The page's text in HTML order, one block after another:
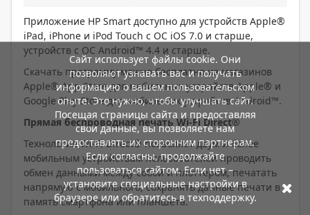
Приложение HP Smart доступно для устройств Apple®
iPad, iPhone и iPod Touch с ОС iOS 7.0 и старше,
устройств с ОС Android™ 4.4 и старше.
Скачать программу можно бесплатно из магазинов
Apple® App Store для мобильных устройств Apple® и
Google Play Store для мобильных устройств Android™.
Прямая беспроводная печатьWi-FiDirect®
Технология Wi-Fi Direct® позволяет двум и более
мобильным устройствам пользователей проводить
обмен данными между собой и плоттером, печатать
напрямую с мобильного, сохранять данные печати в
память смартфона или планшета.
Сайт использует файлы cookie. Они
позволяют узнавать вас и получать
информацию о вашем пользовательском
опыте. Это нужно, чтобы улучшать сайт.
Посещая страницы сайта и предоставляя
свои данные, вы позволяете нам
предоставлять их сторонним партнерам.
Если согласны, продолжайте
пользоваться сайтом. Если нет –
установите специальные настройки в
браузере или обратитесь в техподдержку.